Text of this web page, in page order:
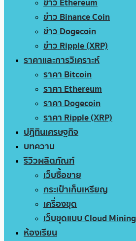
ข่าว Binance Coin
ข่าว Dogecoin
ข่าว Ripple (XRP)
ราคาและการวิเคราะห์
ราคา Bitcoin
ราคา Ethereum
ราคา Dogecoin
ราคา Ripple (XRP)
ปฏิทินเศรษฐกิจ
บทความ
รีวิวผลิตภัณฑ์
เว็บซื้อขาย
กระเป๋าเก็บเหรียญ
เครื่องขุด
เว็บขุดแบบ Cloud Mining
ห้องเรียน